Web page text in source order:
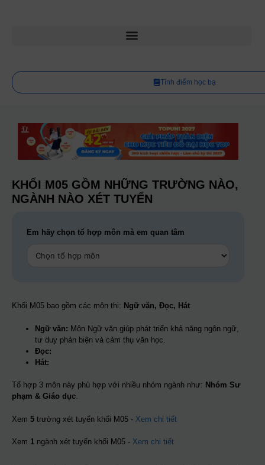
Tính điểm học bạ
KHỐI M05 GỒM NHỮNG TRƯỜNG NÀO,
NGÀNH NÀO XÉT TUYỂN
Em hãy chọn tổ hợp môn mà em quan tâm
Khối M05 bao gồm các môn thi: Ngữ văn, Đọc, Hát
Ngữ văn: Môn Ngữ văn giúp phát triển khả năng ngôn ngữ,
tư duy phản biện và cảm thụ văn học.
Đọc:
Hát:
Tổ hợp 3 môn này phù hợp với nhiều nhóm ngành như: Nhóm Sư
phạm & Giáo dục.
Xem 5 trường xét tuyển khối M05 - Xem chi tiết
Xem 1 ngành xét tuyển khối M05 - Xem chi tiết